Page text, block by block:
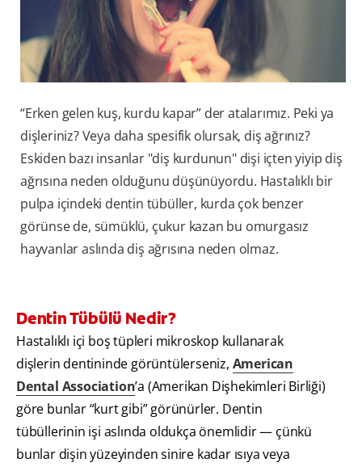
“Erken gelen kuş, kurdu kapar” der atalarımız. Peki ya
dişleriniz? Veya daha spesifik olursak, diş ağrınız?
Eskiden bazı insanlar "diş kurdunun" dişi içten yiyip diş
ağrısına neden olduğunu düşünüyordu. Hastalıklı bir
pulpa içindeki dentin tübüller, kurda çok benzer
görünse de, sümüklü, çukur kazan bu omurgasız
hayvanlar aslında diş ağrısına neden olmaz.
Dentin Tübülü Nedir?
Hastalıklı içi boş tüpleri mikroskop kullanarak
dişlerin dentininde görüntülerseniz, American
Dental Association’a (Amerikan Dişhekimleri Birliği)
göre bunlar “kurt gibi” görünürler. Dentin
tübüllerinin işi aslında oldukça önemlidir — çünkü
bunlar dişin yüzeyinden sinire kadar ısıya veya